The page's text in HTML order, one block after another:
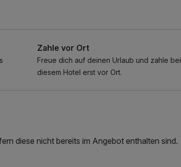
Zahle vor Ort
Freue dich auf deinen Urlaub und zahle bei
diesem Hotel erst vor Ort.
diese nicht bereits im Angebot enthalten sind.